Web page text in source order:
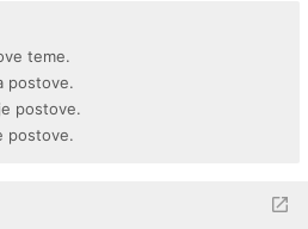
teme.
postove.
postove.
postove.